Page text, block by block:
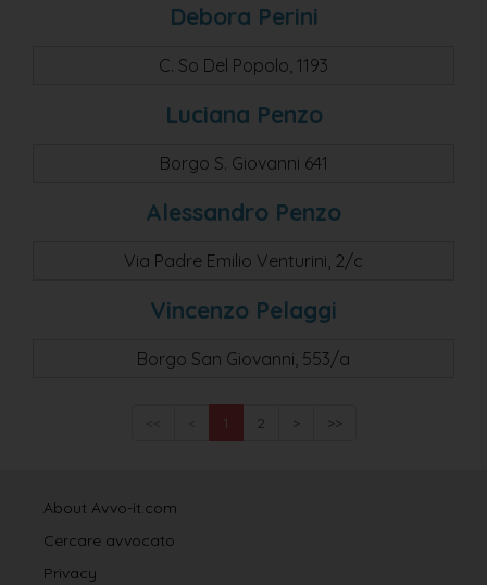
Debora Perini
C. So Del Popolo, 1193
Luciana Penzo
Borgo S. Giovanni 641
Alessandro Penzo
Via Padre Emilio Venturini, 2/c
Vincenzo Pelaggi
Borgo San Giovanni, 553/a
1 2 > >>
About Avvo-it.com
Cercare avvocato
Privacy